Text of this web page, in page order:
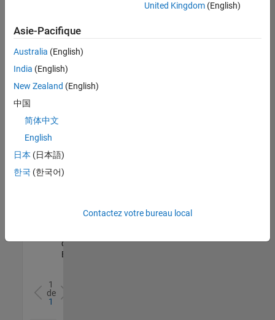
lieu
pour
l’ensemble
des
opportunités
votre
région.
Senior Software Quality Engineer
Senior
Engineer
qualité |
Expérimenté(e)
1
de
1
United Kingdom(English)
Asie-Pacifique
Australia (English)
India (English)
New Zealand (English)
中国
简体中文
English
日本 (日本語)
한국 (한국어)
Contactez votre bureau local